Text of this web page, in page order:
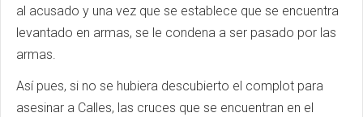
al acusado y una vez que se establece que se encuentra
levantado en armas, se le condena a ser pasado por las
armas.
Así pues, si no se hubiera descubierto el complot para
asesinar a Calles, las cruces que se encuentran en el